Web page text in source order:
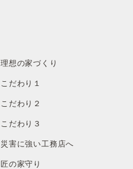
理想の家づくり
こだわり１
こだわり２
こだわり３
災害に強い工務店へ
匠の家守り